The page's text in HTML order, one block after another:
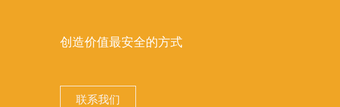
创造价值最安全的方式
联系我们